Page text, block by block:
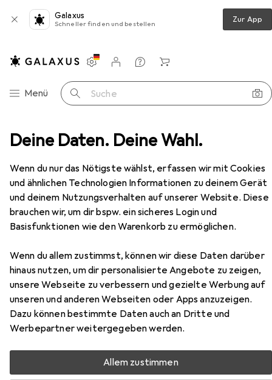
Deine Daten. Deine Wahl.
Wenn du nur das Nötigste wählst, erfassen wir mit Cookies
und ähnlichen Technologien Informationen zu deinem Gerät
und deinem Nutzungsverhalten auf unserer Website. Diese
brauchen wir, um dir bspw. ein sicheres Login und
Basisfunktionen wie den Warenkorb zu ermöglichen.
Wenn du allem zustimmst, können wir diese Daten darüber
hinaus nutzen, um dir personalisierte Angebote zu zeigen,
unsere Webseite zu verbessern und gezielte Werbung auf
unseren und anderen Webseiten oder Apps anzuzeigen.
Dazu können bestimmte Daten auch an Dritte und
Werbepartner weitergegeben werden.
Allem zustimmen
Galaxus
Schneller finden und bestellen Zur App
Navigation nach Kategorien
Menü Suche
Einstellungen
Kundenkonto
Vergleichslisten
Merklisten
Warenkorb
Gaming Stuhl AeroCool AC280 Duke Alcantara style
EUR
256,28
AeroCoolAC280 Duke Alcantara style
Zubehör für AeroCool AC280
Duke Alcantara style